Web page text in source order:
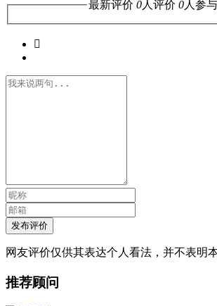
最新评价 0人评价 0人参与

发布评价
网友评价仅供其表达个人看法，并不表明
推荐顾问